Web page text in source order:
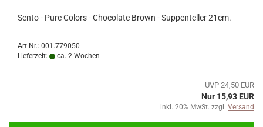
Sento - Pure Colors - Chocolate Brown - Suppenteller 21cm.
Art.Nr.: 001.779050
Lieferzeit:
ca. 2 Wochen
UVP 24,50 EUR
Nur 15,93 EUR
inkl. 20% MwSt. zzgl. Versand